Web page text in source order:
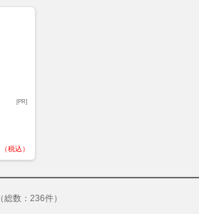
[PR]
（税込）
（総数：236件）